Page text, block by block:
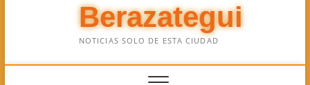
Berazategui
NOTICIAS SOLO DE ESTA CIUDAD